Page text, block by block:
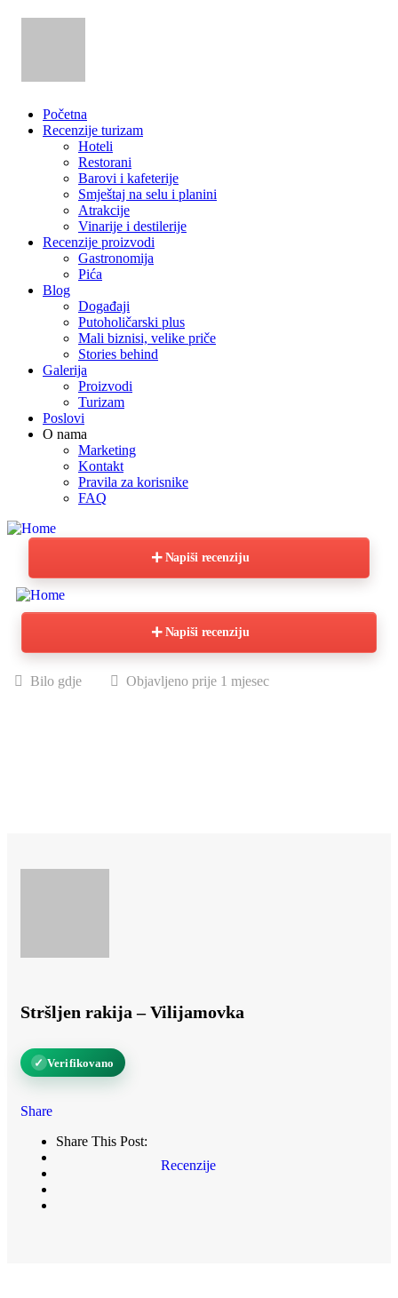
Početna
Recenzije turizam
Hoteli
Restorani
Barovi i kafeterije
Smještaj na selu i planini
Atrakcije
Vinarije i destilerije
Recenzije proizvodi
Gastronomija
Pića
Blog
Događaji
Putoholičarski plus
Mali biznisi, velike priče
Stories behind
Galerija
Proizvodi
Turizam
Poslovi
O nama
Marketing
Kontakt
Pravila za korisnike
FAQ
Napiši recenziju
Napiši recenziju
Bilo gdje Objavljeno prije 1 mjesec
Stršljen rakija – Vilijamovka
✓ Verifikovano
Share
Share This Post:
Recenzije